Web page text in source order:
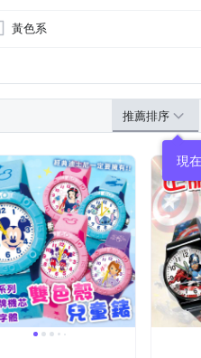
黃色系
推薦排序
現